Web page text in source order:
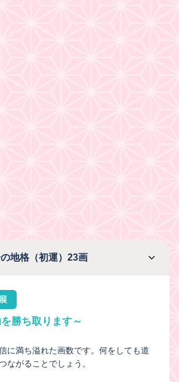
地格（初運）23画
勝ち取ります～
に満ち溢れた画数です。何をしても道
ながることでしょう。